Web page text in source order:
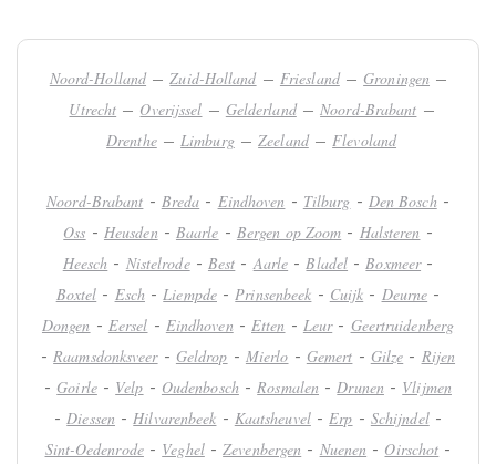
Noord-Holland–Zuid-Holland– Friesland– Groningen –
Utrecht – Overijssel – Gelderland–Noord-Brabant –
Drenthe–Limburg–Zeeland–Flevoland
Noord-Brabant - Breda - Eindhoven - Tilburg - Den Bosch -
Oss - Heusden - Baarle - Bergen op Zoom - Halsteren -
Heesch - Nistelrode- Best -Aarle -Bladel -Boxmeer-
Boxtel - Esch -Liempde-Prinsenbeek - Cuijk - Deurne -
Dongen - Eersel - Eindhoven -Etten - Leur- Geertruidenberg
-Raamsdonksveer- Geldrop - Mierlo - Gemert - Gilze - Rijen
- Goirle- Velp - Oudenbosch -Rosmalen -Drunen - Vlijmen
-Diessen -Hilvarenbeek - Kaatsheuvel-Erp - Schijndel-
Sint-Oedenrode- Veghel-Zevenbergen - Nuenen - Oirschot -